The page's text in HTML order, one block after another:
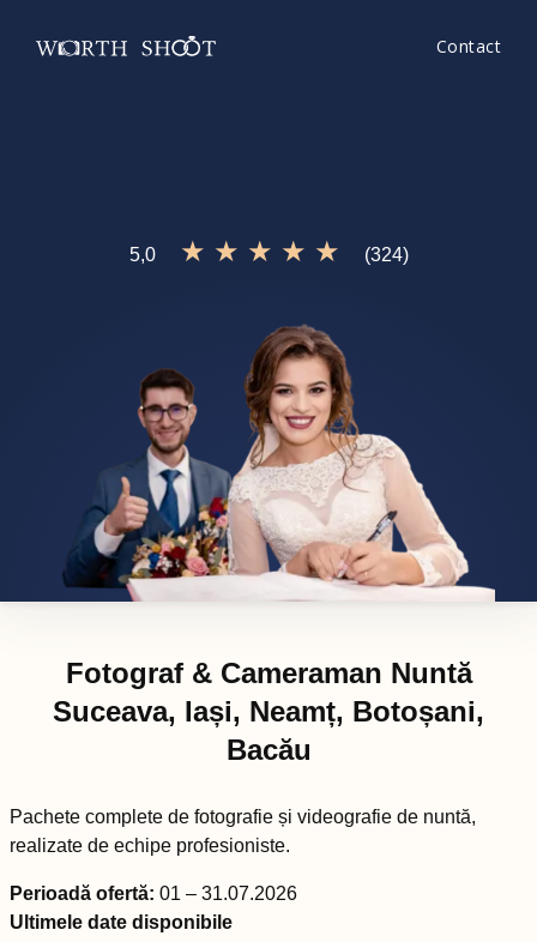
Contact
5,0 ★ ★ ★ ★ ★ (324)
Fotograf & Cameraman Nuntă
Suceava, Iași, Neamț, Botoșani,
Bacău
Pachete complete de fotografie și videografie de nuntă,
realizate de echipe profesioniste.
Perioadă ofertă: 01 – 31.07.2026
Ultimele date disponibile